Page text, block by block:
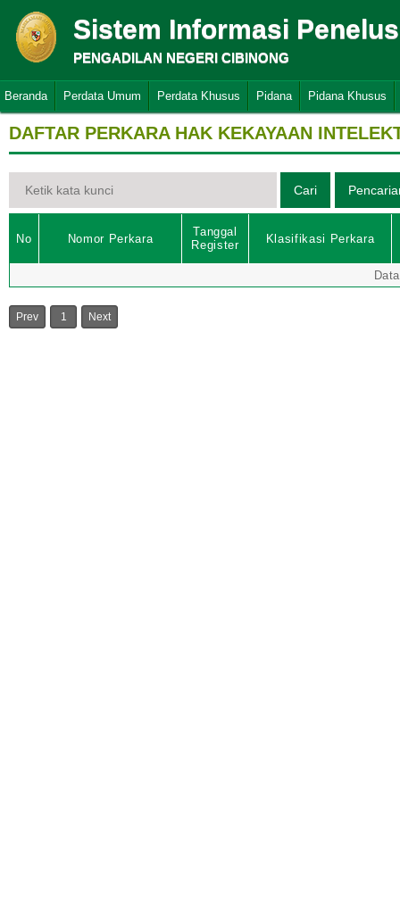
Sistem Informasi
PENGADILAN NEGERI CIBINONG
Beranda Perdata Umum Perdata Khusus Pidana Pidana Khusus
DAFTAR PERKARA HAK KEKAYAAN
No Nomor Perkara
Tanggal
Register
Klasifikasi Perkara
Prev 1 Next